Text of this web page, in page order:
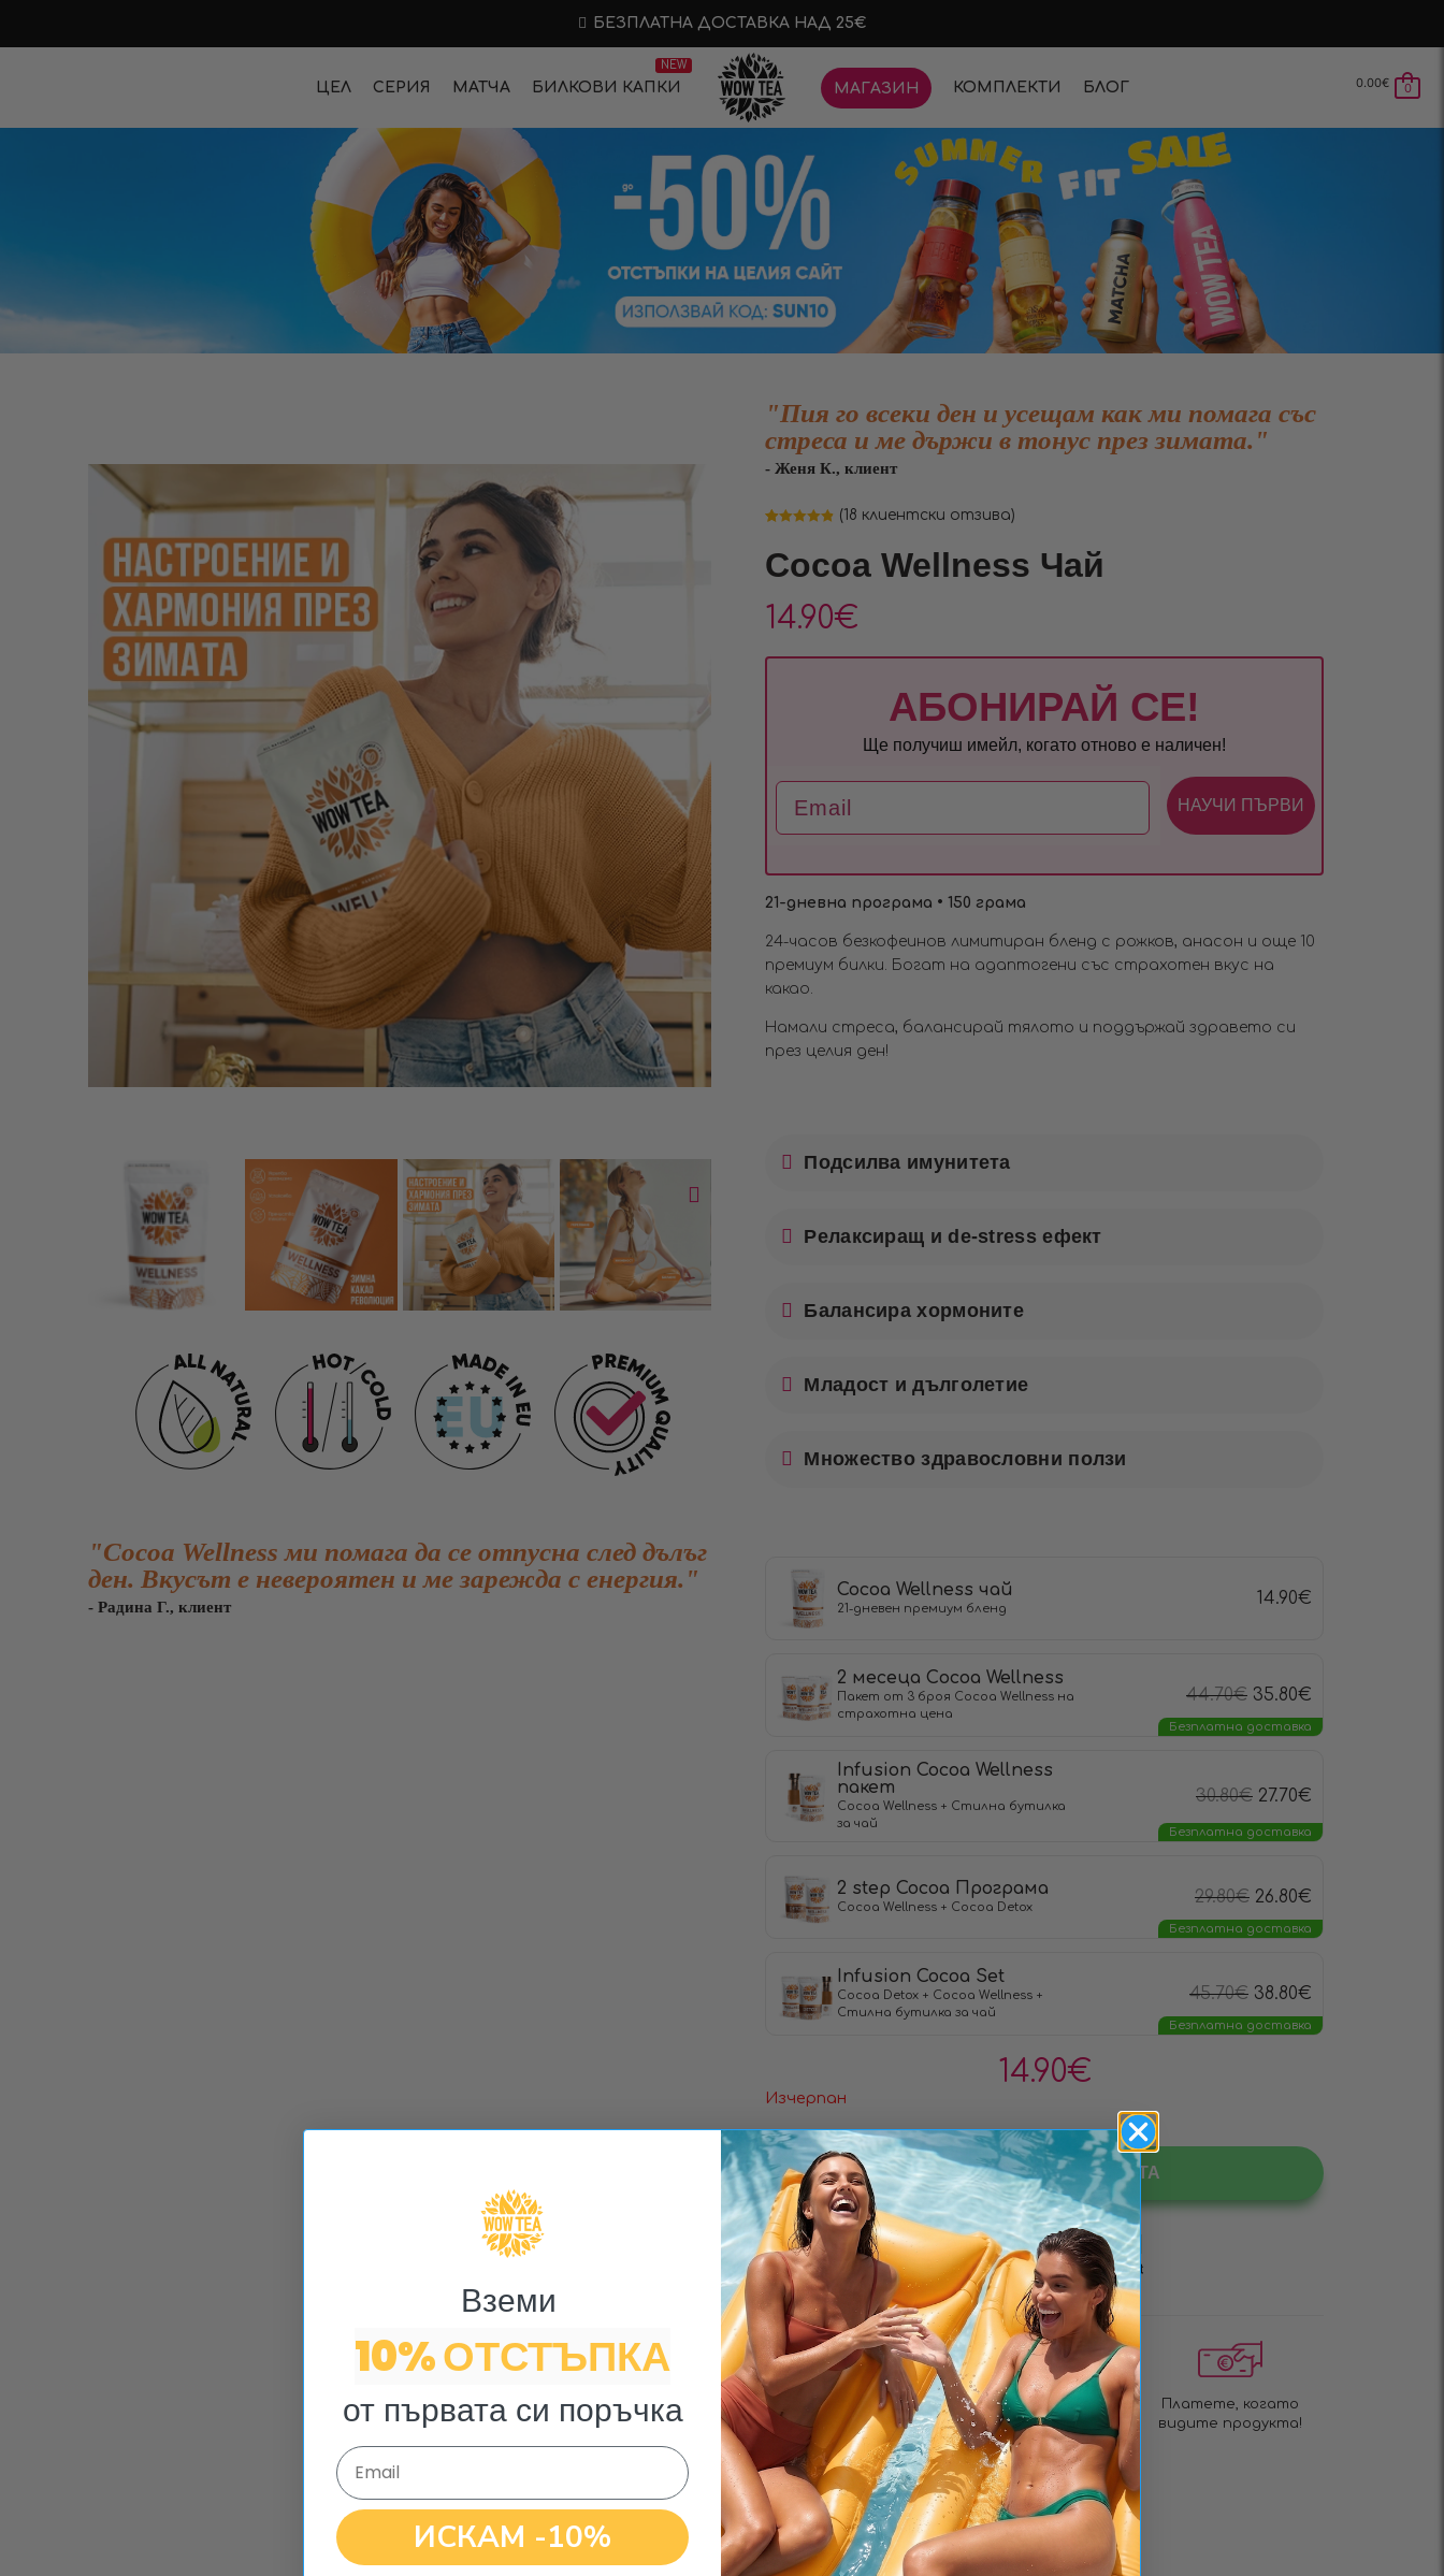
БЕЗПЛАТНА ДОСТАВКА НАД 25€
ЦЕЛ СЕРИЯ МАТЧА
NEW
БИЛКОВИ КАПКИ МАГАЗИН КОМПЛЕКТИ БЛОГ 0.00€ 0
"Cocoa Wellness ми помага да се отпусна след дълъг
ден. Вкусът е невероятен и ме зарежда с енергия."
- Радина Г., клиент
"Пия го всеки ден и усещам как ми помага със
стреса и ме държи в тонус през зимата."
- Женя К., клиент
базирано на
потребителски
(18 клиентски отзива)
Cocoa Wellness Чай
14.90€
АБОНИРАЙ СЕ!
Ще получиш имейл, когато отново е наличен!
Email
НАУЧИ ПЪРВИ
21-дневна програма • 150 грама
24-часов безкофеинов лимитиран бленд с рожков, анасон и още 10
премиум билки. Богат на адаптогени със страхотен вкус на
какао.
Намали стреса, балансирай тялото и поддържай здравето си
през целия ден!
Подсилва имунитета
Релаксиращ и de-stress ефект
Балансира хормоните
Младост и дълголетие
Множество здравословни ползи
Cocoa Wellness чай
21-дневен премиум бленд
14.90€
2 месеца Cоcoa Wellness
Пакет от 3 броя Cоcoa Wellness на
страхотна цена
44.70€ 35.80€
Безплатна доставка
Infusion Cocoa Wellness
пакет
Cocoa Wellness + Стилна бутилка
за чай
30.80€ 27.70€
Безплатна доставка
2 step Cocoa Програма
Cocoa Wellness + Cocoa Detox
29.80€ 26.80€
Безплатна доставка
Infusion Cocoa Set
Cocoa Detox + Cocoa Wellness +
Стилна бутилка за чай
45.70€ 38.80€
Безплатна доставка
14.90€
Изчерпан
ДОБАВЯНЕ В КОЛИЧКАТА
Безплатна
доставка за
поръчки над 25€
Бърза доставка за 1
до 3 дни!
Платете, когато
видите продукта!
Вземи ​
10% ОТСТЪПКА
от първата си поръчка
Email
ИСКАМ -10%